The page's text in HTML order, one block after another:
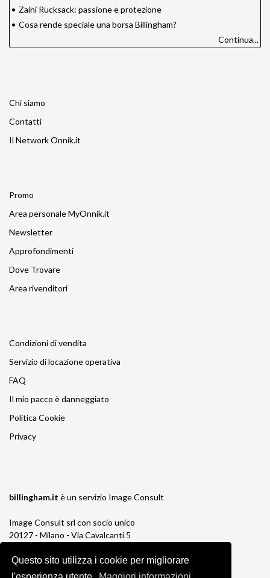
Questo sito utilizza i cookie per migliorare
• Zaini Rucksack: passione e protezione
• Cosa rende speciale una borsa Billingham?
Continua...
Chi siamo
Contatti
Il Network Onnik.it
Promo
Area personale MyOnnik.it
Newsletter
Approfondimenti
Dove Trovare
Area rivenditori
Condizioni di vendita
Servizio di locazione operativa
FAQ
Il mio pacco è danneggiato
Politica Cookie
Privacy
billingham.it è un servizio Image Consult
Image Consult srl con socio unico
20127 - Milano - Via Cavalcanti 5
P.IVA e C.F. 03383650961
REA 1673647 CCIAA Milano Monza Brianza